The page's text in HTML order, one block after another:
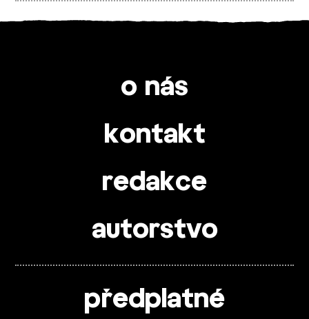
o nás
kontakt
redakce
autorstvo
předplatné